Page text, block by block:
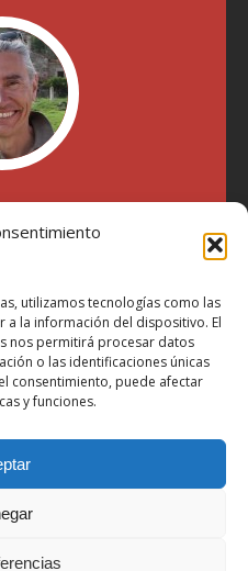
utilizamos tecnologías como las
a la información del dispositivo. El
nos permitirá procesar datos
o las identificaciones únicas
consentimiento, puede afectar
y funciones.
en 1969 y desde el
en distintos medios.
por escribir sobre lo que me